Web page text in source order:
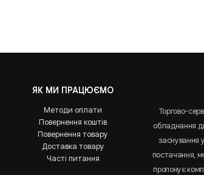
ЯК МИ ПРАЦЮЄМО
Методи оплати
Повернення коштів
Повернення товару
Доставка товару
Часті питання
Торгово-
обладнання
заснування
постачання,
пропонує